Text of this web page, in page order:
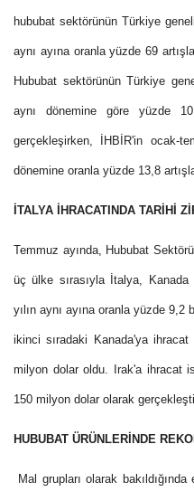
hububat sektörünün Türkiye
aynı ayına oranla yüzde 69
Hububat sektörünün Türkiye
aynı dönemine göre yüzde
gerçekleşirken, İHBİR'in ocak-
dönemine oranla yüzde 13,8
İTALYA İHRACATINDA TARİHİ
Temmuz ayında, Hububat
üç ülke sırasıyla İtalya,
yılın aynı ayına oranla yüzde
ikinci sıradaki Kanada'ya
milyon dolar oldu. Irak'a ihracat
150 milyon dolar olarak
HUBUBAT ÜRÜNLERİNDE
Mal grupları olarak